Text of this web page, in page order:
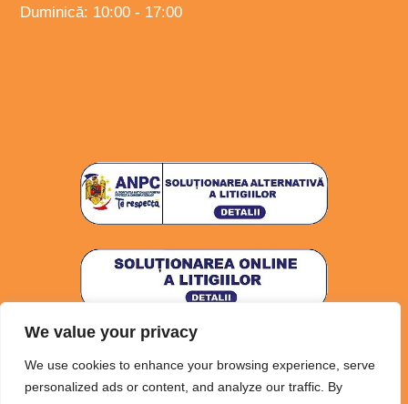
We value your privacy
We use cookies to enhance your browsing experience, serve
personalized ads or content, and analyze our traffic. By
Duminică: 10:00 - 17:00
Politica de confidențialitate
Termeni și Condiții